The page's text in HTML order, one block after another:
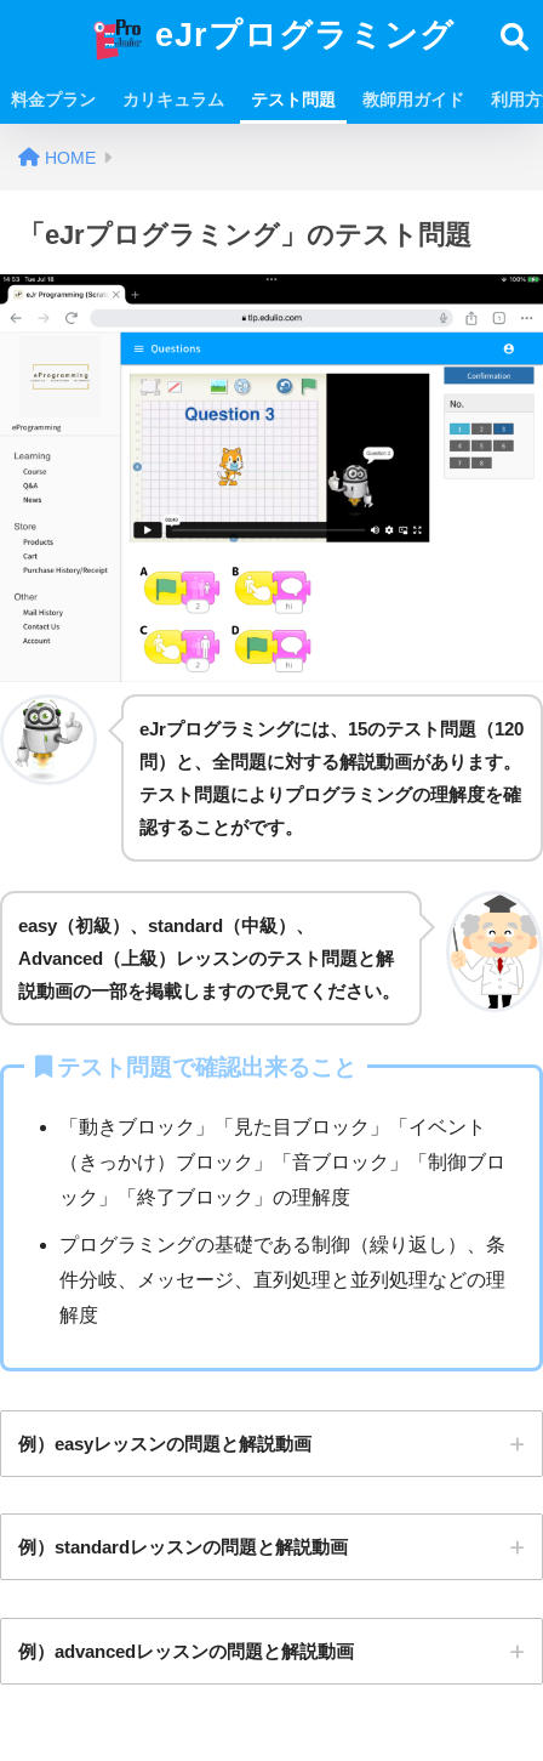
eJrプログラミング
料金プラン カリキュラム テスト問題 教師用ガイド 利用
HOME
「eJrプログラミング」のテスト問題
eJrプログラミングには、15のテスト問題（120
問）と、全問題に対する解説動画があります。
テスト問題によりプログラミングの理解度を確
認することがです。
easy（初級）、standard（中級）、
Advanced（上級）レッスンのテスト問題と解
説動画の一部を掲載しますので見てください。
テスト問題で確認出来ること
「動きブロック」「見た目ブロック」「イベント
（きっかけ）ブロック」「音ブロック」「制御ブロ
ック」「終了ブロック」の理解度
プログラミングの基礎である制御（繰り返し）、条
件分岐、メッセージ、直列処理と並列処理などの理
解度
例）easyレッスンの問題と解説動画
例）standardレッスンの問題と解説動画
例）advancedレッスンの問題と解説動画